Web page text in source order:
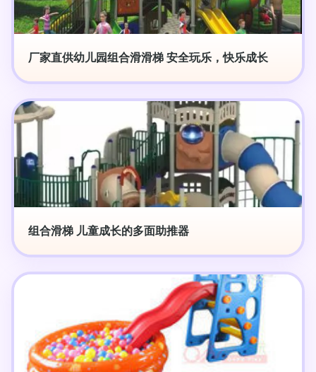
厂家直供幼儿园组合滑滑梯 安全玩乐，快乐成长
组合滑梯 儿童成长的多面助推器